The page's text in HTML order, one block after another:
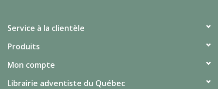
Service à la clientèle
Produits
Mon compte
Librairie adventiste du Québec